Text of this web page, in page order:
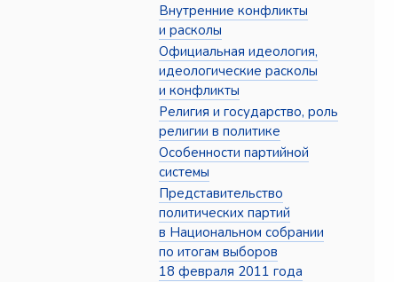
Внутренние конфликты
и расколы
Официальная идеология,
идеологические расколы
и конфликты
Религия и государство, роль
религии в политике
Особенности партийной
системы
Представительство
политических партий
в Национальном собрании
по итогам выборов
18 февраля 2011 года